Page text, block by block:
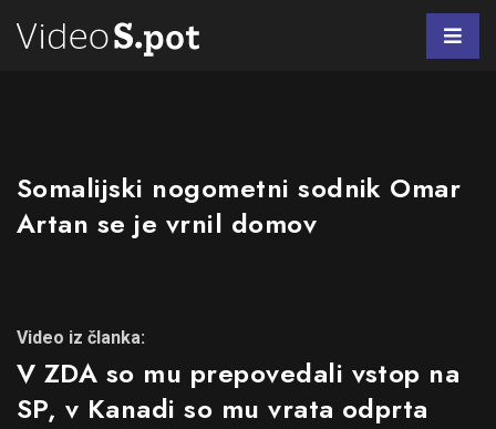
Somalijski nogometni sodnik Omar
Artan se je vrnil domov
Video iz članka:
V ZDA so mu prepovedali vstop na
SP, v Kanadi so mu vrata odprta